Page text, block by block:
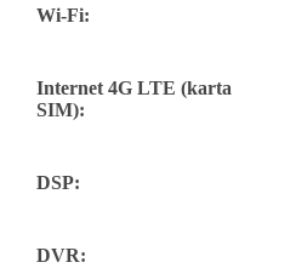
Wi-Fi:
Internet 4G LTE (karta
SIM):
DSP:
DVR: